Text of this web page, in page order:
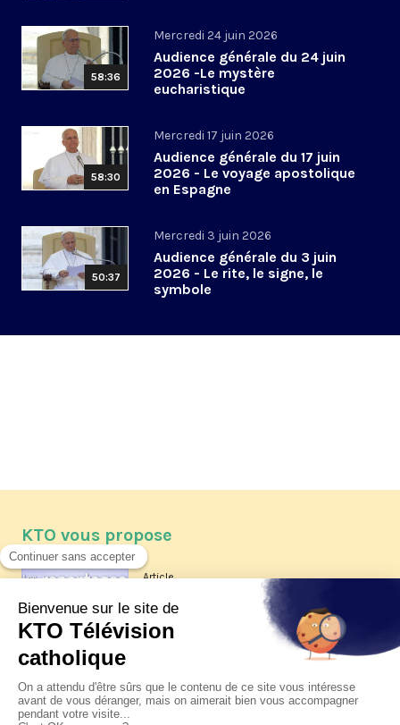
58:36
Mercredi 24 juin 2026
Audience générale du 24 juin
2026 -Le mystère
eucharistique
58:30
Mercredi 17 juin 2026
Audience générale du 17 juin
2026 - Le voyage apostolique
en Espagne
50:37
Mercredi 3 juin 2026
Audience générale du 3 juin
2026 - Le rite, le signe, le
symbole
KTO vous propose
Article
Les reportages d'été 2026 de KTO
La visite pastorale du pape Léon
XIV à Assise à suivre sur KTO le
jeudi 6 août